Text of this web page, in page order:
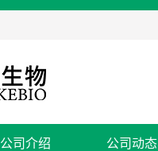
公司介绍 公司动态